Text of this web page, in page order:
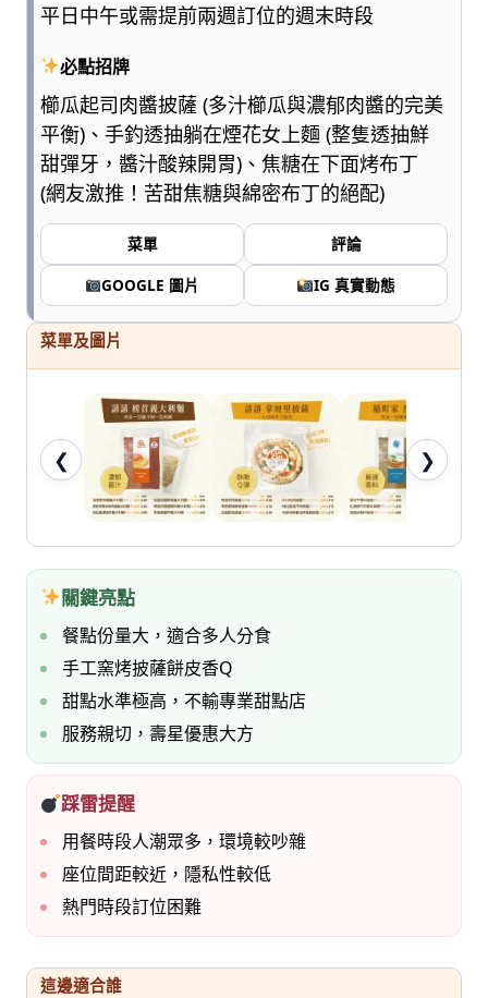
和
起
愛
七
桃。
平日中午或需提前兩週訂位的週末時段
必點招牌
櫛瓜起司肉醬披薩 (多汁櫛瓜與濃郁肉醬的完美
平衡)、手釣透抽躺在煙花女上麵 (整隻透抽鮮
甜彈牙，醬汁酸辣開胃)、焦糖在下面烤布丁
(網友激推！苦甜焦糖與綿密布丁的絕配)
菜單
評論
GOOGLE 圖片
IG 真實動態
菜單及圖片
❮ ❯
關鍵亮點
餐點份量大，適合多人分食
手工窯烤披薩餅皮香Q
甜點水準極高，不輸專業甜點店
服務親切，壽星優惠大方
踩雷提醒
用餐時段人潮眾多，環境較吵雜
座位間距較近，隱私性較低
熱門時段訂位困難
這邊適合誰